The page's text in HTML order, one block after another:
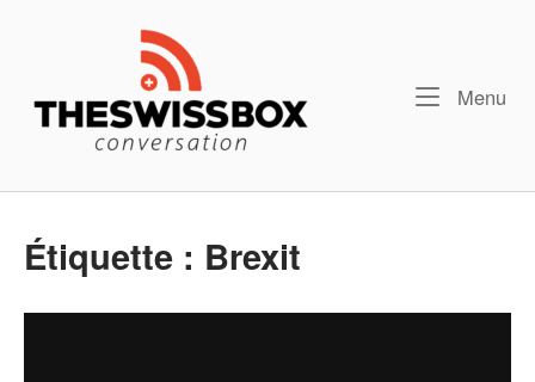
Menu
Étiquette : Brexit